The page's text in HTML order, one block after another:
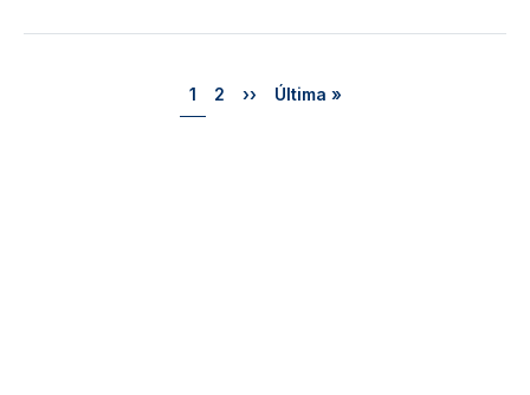
Página
1 Página
2 Próxima página
›› Última página
Última »